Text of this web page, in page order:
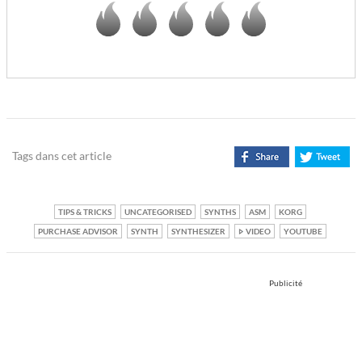
Tags dans cet article
TIPS & TRICKS UNCATEGORISED SYNTHS ASM
KORG
PURCHASE ADVISOR
SYNTH SYNTHESIZER VIDEO YOUTUBE
Publicité